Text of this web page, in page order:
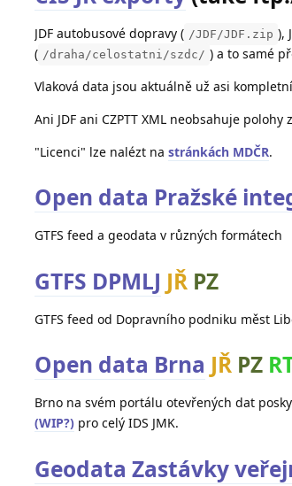
JDF autobusové dopravy ( /JDF/JDF.zip ),
( /draha/celostatni/szdc/ ) a to samé
Vlaková data jsou aktuálně už asi
Ani JDF ani CZPTT XML neobsahuje polohy
"Licenci" lze nalézt na stránkách MDČR.
Open data Pražské
GTFS feed a geodata v různých formátech
GTFS DPMLJ JŘ PZ
GTFS feed od Dopravního podniku měst
Open data Brna JŘ PZ
Brno na svém portálu otevřených dat
(WIP?) pro celý IDS JMK.
Geodata Zastávky